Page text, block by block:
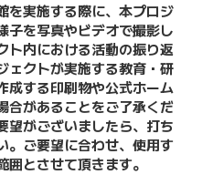
を実施する際に、本プロジ
子を写真やビデオで撮影し
ト内における活動の振り返
ェクトが実施する教育・研
成する印刷物や公式ホーム
合があることをご了承くだ
望がございましたら、打ち
。ご要望に合わせ、使用す
とさせて頂きます。